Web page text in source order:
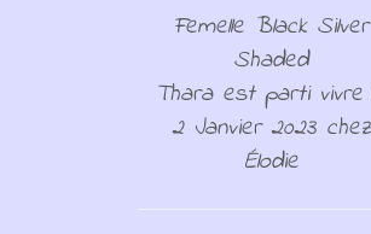
Femelle Black Silver
Shaded
Thara est parti vivre
2 Janvier 2023 chez
Élodie